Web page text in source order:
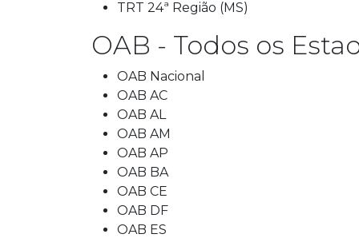
TRT 24ª Região (MS)
OAB - Todos os
OAB Nacional
OAB AC
OAB AL
OAB AM
OAB AP
OAB BA
OAB CE
OAB DF
OAB ES